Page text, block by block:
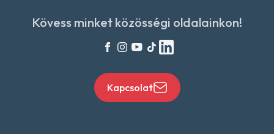
Kövess minket közösségi oldalainkon!
Kapcsolat